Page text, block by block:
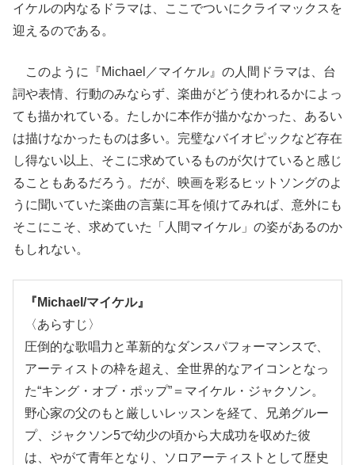
イケルの内なるドラマは、ここでついにクライマックスを
迎えるのである。
このように『Michael／マイケル』の人間ドラマは、台
詞や表情、行動のみならず、楽曲がどう使われるかによっ
ても描かれている。たしかに本作が描かなかった、あるい
は描けなかったものは多い。完璧なバイオピックなど存在
し得ない以上、そこに求めているものが欠けていると感じ
ることもあるだろう。だが、映画を彩るヒットソングのよ
うに聞いていた楽曲の言葉に耳を傾けてみれば、意外にも
そこにこそ、求めていた「人間マイケル」の姿があるのか
もしれない。
『Michael/マイケル』
〈あらすじ〉
圧倒的な歌唱力と革新的なダンスパフォーマンスで、
アーティストの枠を超え、全世界的なアイコンとなっ
た“キング・オブ・ポップ”＝マイケル・ジャクソン。
野心家の父のもと厳しいレッスンを経て、兄弟グルー
プ、ジャクソン5で幼少の頃から大成功を収めた彼
は、やがて青年となり、ソロアーティストとして歴史